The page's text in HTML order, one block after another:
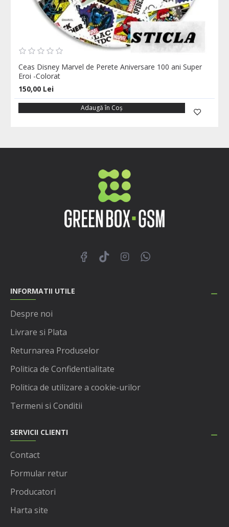
Ceas Disney Marvel de Perete Aniversare 100 ani Super
Eroi -Colorat
150,00 Lei
Adaugă în Coş
INFORMATII UTILE
Despre noi
Livrare si Plata
Returnarea Produselor
Politica de Confidentialitate
Politica de utilizare a cookie-urilor
Termeni si Conditii
SERVICII CLIENTI
Contact
Formular retur
Producatori
Harta site